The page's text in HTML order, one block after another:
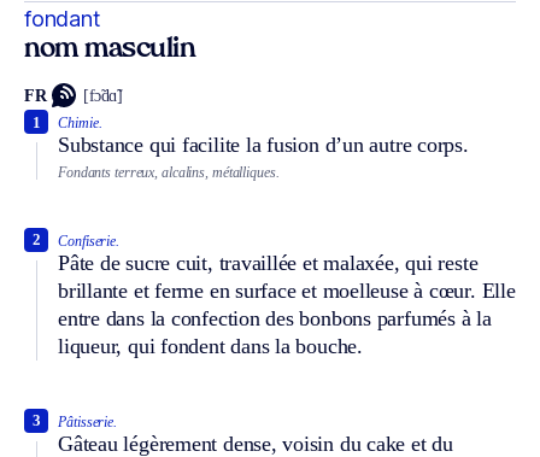
fondant
nom masculin
FR [fɔ̃dɑ̃]
Chimie.
Substance qui facilite la fusion d’un autre corps.
1
Fondants terreux, alcalins, métalliques.
Confiserie.
Pâte de sucre cuit, travaillée et malaxée, qui reste
brillante et ferme en surface et moelleuse à cœur. Elle
entre dans la confection des bonbons parfumés à la
liqueur, qui fondent dans la bouche.
2
Pâtisserie.
Gâteau légèrement dense, voisin du cake et du
3